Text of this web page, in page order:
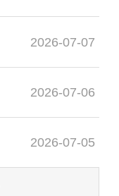
2026-07-07
2026-07-06
2026-07-05